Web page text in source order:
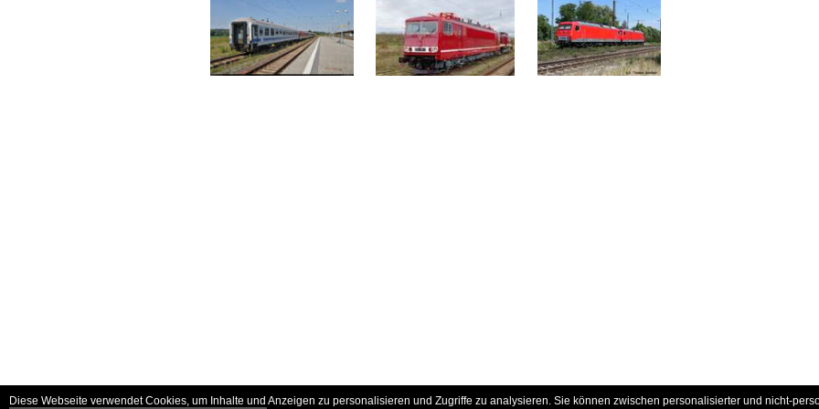
Diese Webseite verwendet Cookies, um Inhalte und Anzeigen zu personalisieren und Zugriffe zu analysieren. Sie können zwischen personalisierter und nicht-